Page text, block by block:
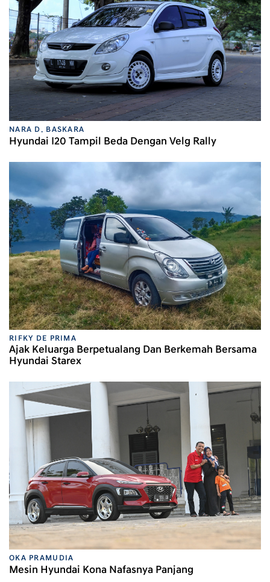
NARA D. BASKARA
Hyundai I20 Tampil Beda Dengan Velg Rally
RIFKY DE PRIMA
Ajak Keluarga Berpetualang Dan Berkemah Bersama
Hyundai Starex
OKA PRAMUDIA
Mesin Hyundai Kona Nafasnya Panjang